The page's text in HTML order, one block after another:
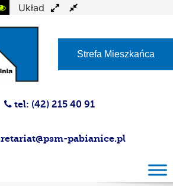
Układ
Strefa Mieszkańca
tel: (42) 215 40 91
pabianice.pl